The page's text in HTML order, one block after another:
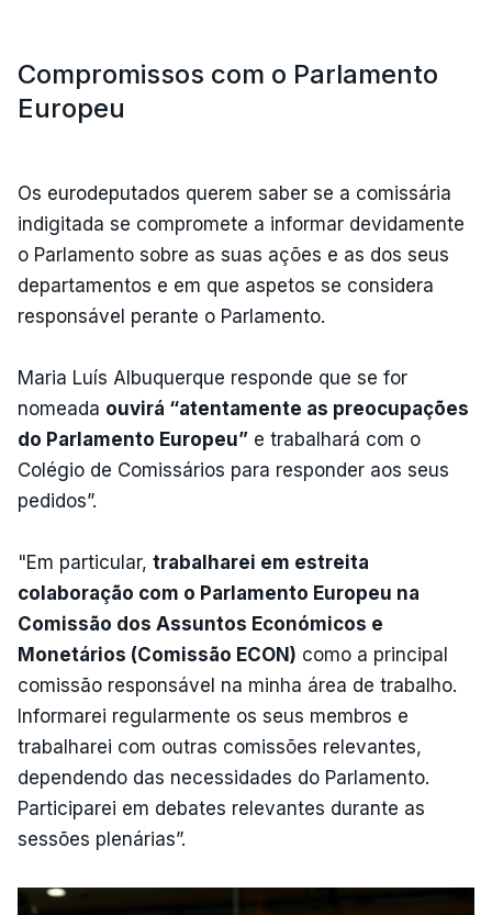
Compromissos com o Parlamento
Europeu
Os eurodeputados querem saber se a comissária
indigitada se compromete a informar devidamente
o Parlamento sobre as suas ações e as dos seus
departamentos e em que aspetos se considera
responsável perante o Parlamento.
Maria Luís Albuquerque responde que se for
nomeada ouvirá “atentamente as preocupações
do Parlamento Europeu” e trabalhará com o
Colégio de Comissários para responder aos seus
pedidos”.
"Em particular, trabalharei em estreita
colaboração com o Parlamento Europeu na
Comissão dos Assuntos Económicos e
Monetários (Comissão ECON) como a principal
comissão responsável na minha área de trabalho.
Informarei regularmente os seus membros e
trabalharei com outras comissões relevantes,
dependendo das necessidades do Parlamento.
Participarei em debates relevantes durante as
sessões plenárias”.